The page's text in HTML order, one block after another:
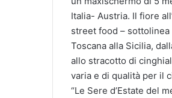
Italia- Austria. Il fiore
street food –
Toscana alla Sicilia,
allo stracotto di
varia e di qualità per il
“Le Sere d’Estate del